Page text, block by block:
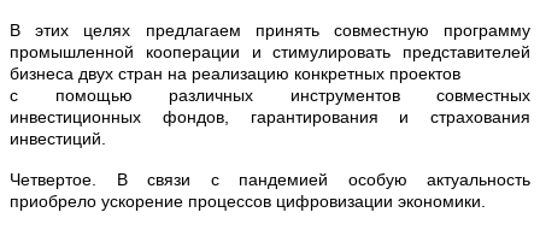
В этих целях предлагаем принять совместную программу
промышленной кооперации и стимулировать представителей
бизнеса двух стран на реализацию конкретных проектов
с помощью различных инструментов совместных
инвестиционных фондов, гарантирования и страхования
инвестиций.
Четвертое. В связи с пандемией особую актуальность
приобрело ускорение процессов цифровизации экономики.